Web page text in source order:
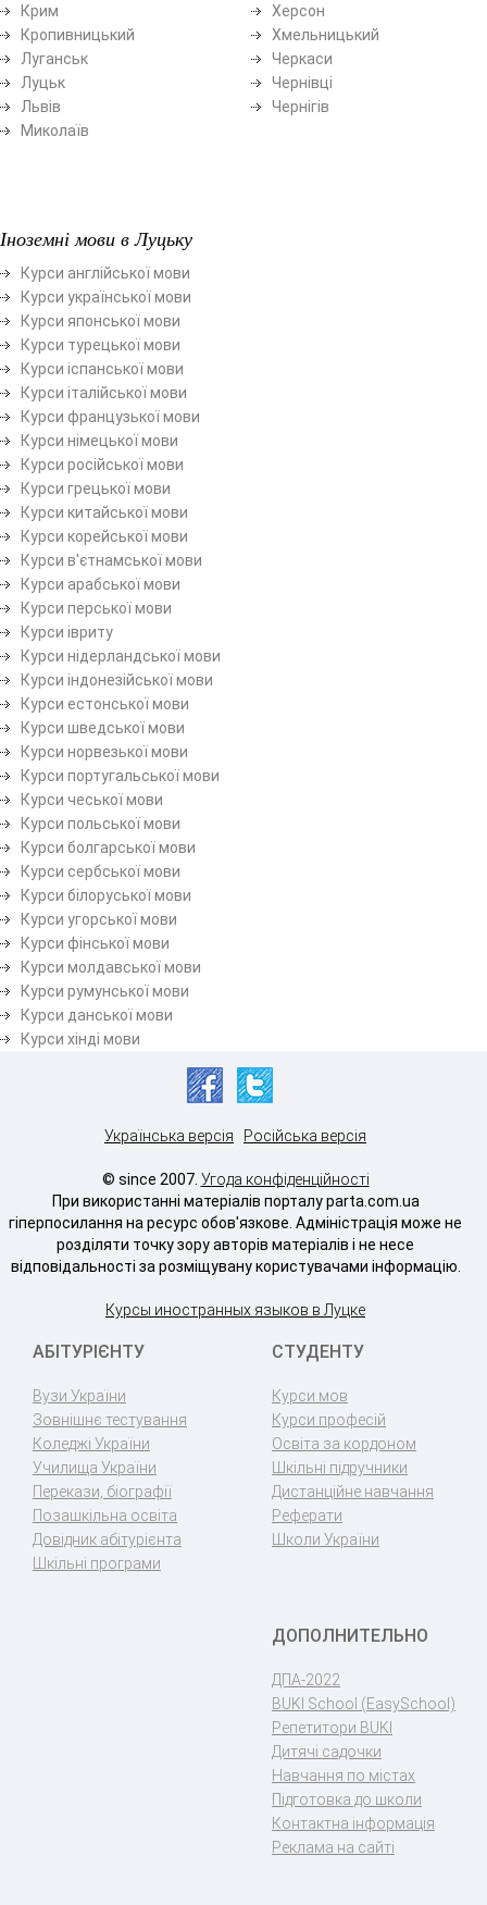
Крим
Кропивницький
Луганськ
Луцьк
Львів
Миколаїв
Херсон
Хмельницький
Черкаси
Чернівці
Чернігів
Іноземні мови в Луцьку
Курси англійської мови
Курси української мови
Курси японської мови
Курси турецької мови
Курси іспанської мови
Курси італійської мови
Курси французької мови
Курси німецької мови
Курси російської мови
Курси грецької мови
Курси китайської мови
Курси корейської мови
Курси в'єтнамської мови
Курси арабської мови
Курси перської мови
Курси івриту
Курси нідерландської мови
Курси індонезійської мови
Курси естонської мови
Курси шведської мови
Курси норвезької мови
Курси португальської мови
Курси чеської мови
Курси польської мови
Курси болгарської мови
Курси сербської мови
Курси білоруської мови
Курси угорської мови
Курси фінської мови
Курси молдавської мови
Курси румунської мови
Курси данської мови
Курси хінді мови
Українська версія Російська версія
© since 2007. Угода конфіденційності
При використанні матеріалів порталу parta.com.ua
гіперпосилання на ресурс обов'язкове. Адміністрація може не
розділяти точку зору авторів матеріалів і не несе
відповідальності за розміщувану користувачами інформацію.
Курсы иностранных языков в Луцке
АБІТУРІЄНТУ
Вузи України
Зовнішнє тестування
Коледжі України
Училища України
Перекази, біографії
Позашкільна освіта
Довідник абітурієнта
Шкільні програми
СТУДЕНТУ
Курси мов
Курси професій
Освіта за кордоном
Шкільні підручники
Дистанційне навчання
Реферати
Школи України
ДОПОЛНИТЕЛЬНО
ДПА-2022
BUKI School (EasySchool)
Репетитори BUKI
Дитячі садочки
Навчання по містах
Підготовка до школи
Контактна інформація
Реклама на сайті